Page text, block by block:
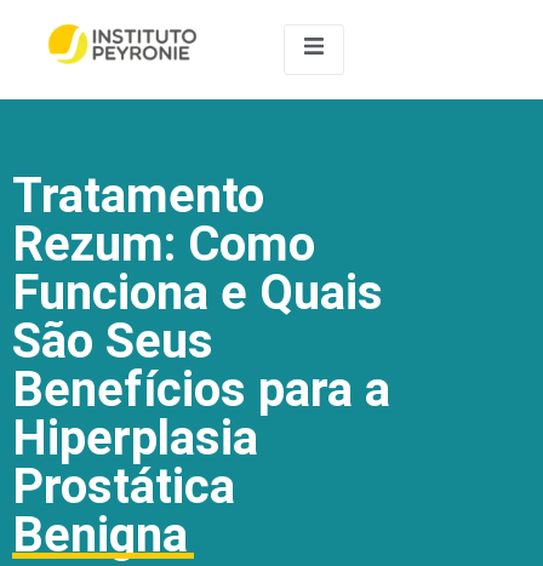
Tratamento
Rezum: Como
Funciona e Quais
São Seus
Benefícios para a
Hiperplasia
Prostática
Benigna